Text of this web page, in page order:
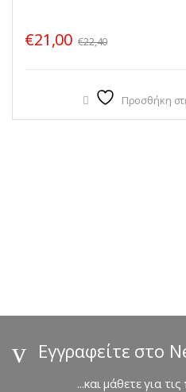
€21,00 €22,40
Προσθήκη
d
Εγγραφείτε στο
...και μάθετε για τις